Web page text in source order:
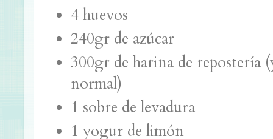
4 huevos
240gr de azúcar
300gr de harina de repostería
normal)
1 sobre de levadura
1 yogur de limón